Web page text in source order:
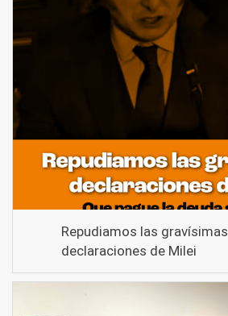
Repudiamos las gravísimas
declaraciones de Milei